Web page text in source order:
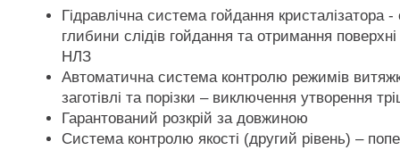
Гідравлічна система гойдання кристалізатора -
глибини слідів гойдання та отримання поверхні
НЛЗ
Автоматична система контролю режимів
заготівлі та порізки – виключення утворення
Гарантований розкрій за довжиною
Система контролю якості (другий рівень) –